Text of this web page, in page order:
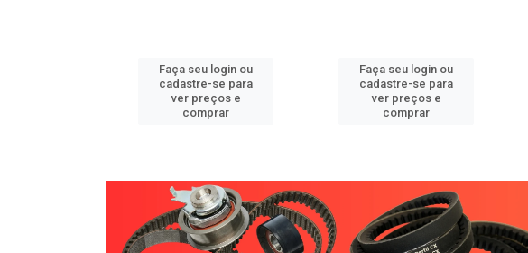
Faça seu login ou
cadastre-se para
ver preços e
comprar
Faça seu login ou
cadastre-se para
ver preços e
comprar